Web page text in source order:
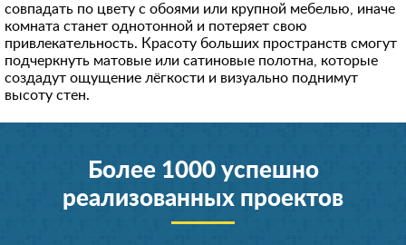
совпадать по цвету с обоями или крупной мебелью, иначе
комната станет однотонной и потеряет свою
привлекательность. Красоту больших пространств смогут
подчеркнуть матовые или сатиновые полотна, которые
создадут ощущение лёгкости и визуально поднимут
высоту стен.
Более 1000 успешно
реализованных проектов